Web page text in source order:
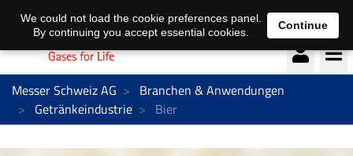
Deutsch français
Messer Schweiz AG
Branchen & Anwendungen
Getränkeindustrie
Bier
We could not load the cookie preferences panel.
By continuing you accept essential cookies.
Continue